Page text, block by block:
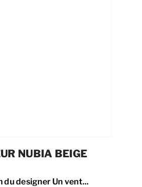
NUBIA BEIGE
du designer Un vent...